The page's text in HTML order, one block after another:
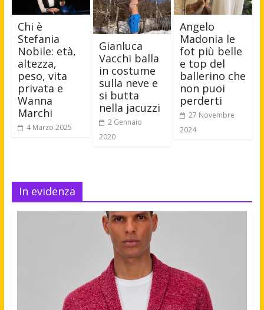
Chi è
Stefania
Nobile: età,
altezza,
peso, vita
privata e
Wanna
Marchi
4 Marzo 2025
Gianluca
Vacchi balla
in costume
sulla neve e
si butta
nella jacuzzi
2 Gennaio
2020
Angelo
Madonia le
fot più belle
e top del
ballerino che
non puoi
perderti
27 Novembre
2024
In evidenza